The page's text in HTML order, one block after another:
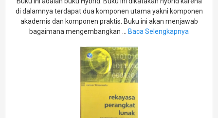
di dalamnya terdapat dua komponen utama yakni komponen
akademis dan komponen praktis. Buku ini akan menjawab
bagaimana mengembangkan ...
Baca Selengkapnya